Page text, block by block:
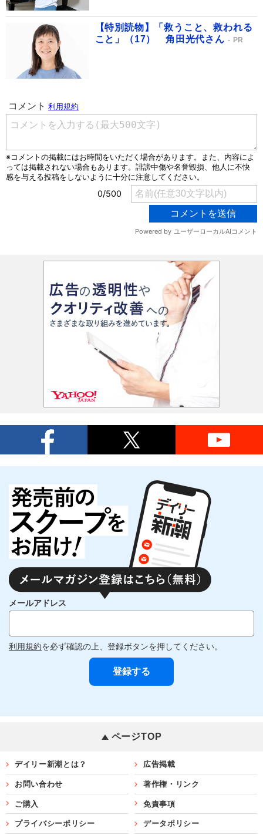
【特別読物】「救うこと、救われる
こと」（17） 角田光代さん
PR
メールアドレス
利用規約を必ず確認の上、登録ボタンを押してください。
ページTOP
デイリー新潮とは？ 広告掲載
お問い合わせ 著作権・リンク
ご購入 免責事項
プライバシーポリシー データポリシー